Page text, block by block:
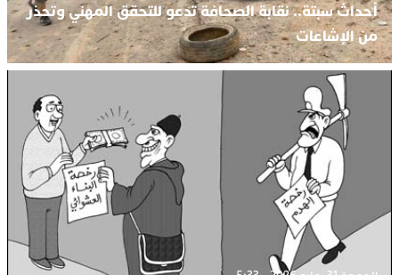
أحداث سبتة.. نقابة الصحافة تدعو للتحقق المهني وتحذر
من الإشاعات